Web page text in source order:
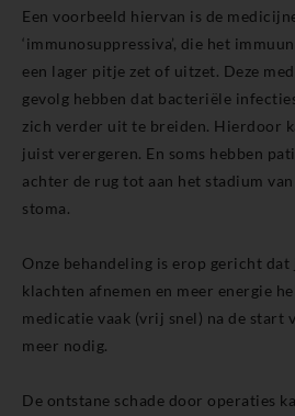
Een voorbeeld hiervan is de
‘immunosuppressiva’, die het
een lager pitje zet of uitzet. Deze
gevolg hebben dat bacteriële
zich verder uit te breiden. Hierdoor
juist verergeren. En soms hebben
achter de rug tot aan het stadium
stoma.
Onze behandeling is erop gericht
klachten afnemen en meer energie
medicatie vaak (vrij snel) na de start
meer nodig.
De ontstane schade door operaties